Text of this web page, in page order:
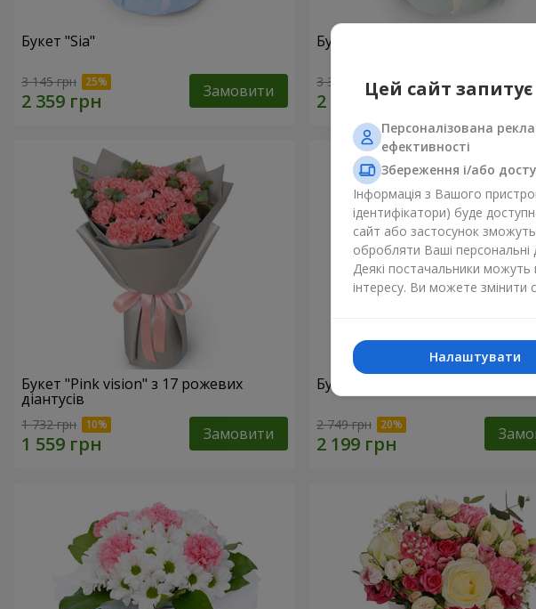
Букет "Sia"
3 145 грн Замовити
Букет "Ваба"
3 370 грн
Букет "Pink vision" з 17 рожевих
діантусів
1 732 грн Замовити
Букет "Шедевр"
2 749 грн
Цей сайт
Персоналізована
ефективності
Збереження і/або
Інформація з Вашого
ідентифікатори) буде
сайт або застосунок
обробляти Ваші персональні
Деякі постачальники можуть
інтересу. Ви можете змінити
Налаштувати